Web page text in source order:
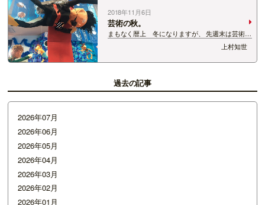
2018年11月6日
芸術の秋。
まもなく暦上 冬になりますが、 先週末は芸術の
秋を堪能させていただきました★ まずは、息子
の作品展。 海の世界がテーマで息子の担当は
ダイバー<+ ))><&lt…
上村知世
過去の記事
2026年07月
2026年06月
2026年05月
2026年04月
2026年03月
2026年02月
2026年01月